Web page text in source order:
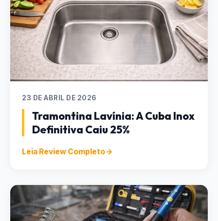
23 DE ABRIL DE 2026
Tramontina Lavínia: A Cuba Inox
Definitiva Caiu 25%
Leia Review Completo